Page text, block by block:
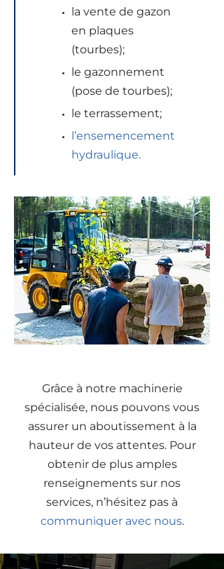
la vente de gazon
en plaques
(tourbes);
le gazonnement
(pose de tourbes);
le terrassement;
l’ensemencement
hydraulique.
Grâce à notre machinerie
spécialisée, nous pouvons vous
assurer un aboutissement à la
hauteur de vos attentes. Pour
obtenir de plus amples
renseignements sur nos
services, n’hésitez pas à
communiquer avec nous.